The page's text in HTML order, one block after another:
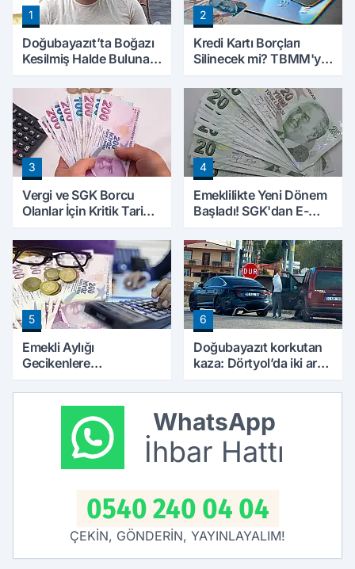
1
Doğubayazıt’ta Boğazı
Kesilmiş Halde Bulunan
2
Kredi Kartı Borçları
Silinecek mi? TBMM'ye
Ayrıntıları Belli Oldu
3
Vergi ve SGK Borcu
Olanlar İçin Kritik Tarih:
Yaklaşıyor
4
Emeklilikte Yeni Dönem
Başladı! SGK'dan E-
5
Emekli Aylığı
Gecikenlere
Karar: Faiz Ödenebilir
6
Doğubayazıt korkutan
kaza: Dörtyol’da iki araç
WhatsApp
İhbar Hattı
0540 240 04 04
ÇEKİN, GÖNDERİN, YAYINLAYALIM!